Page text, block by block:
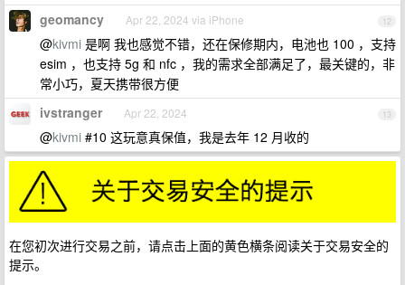
12
geomancy Apr 22, 2024 via iPhone
@kivmi 是啊 我也感觉不错，还在保修期内，电池也 100 ，支持
esim ，也支持 5g 和 nfc ，我的需求全部满足了，最关键的，非
常小巧，夏天携带很方便
13
ivstranger Apr 22, 2024
@kivmi #10 这玩意真保值，我是去年 12 月收的
在您初次进行交易之前，请点击上面的黄色横条阅读关于交易安全的
提示。